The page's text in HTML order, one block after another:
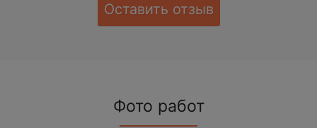
Оставить отзыв
Фото работ